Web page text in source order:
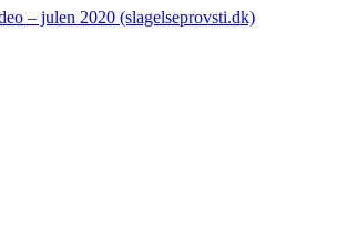
– julen 2020 (slagelseprovsti.dk)